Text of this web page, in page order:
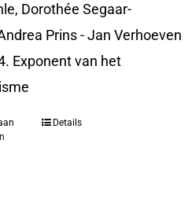
Dorothée Segaar-
Prins - Jan Verhoeven
Exponent van het
Details